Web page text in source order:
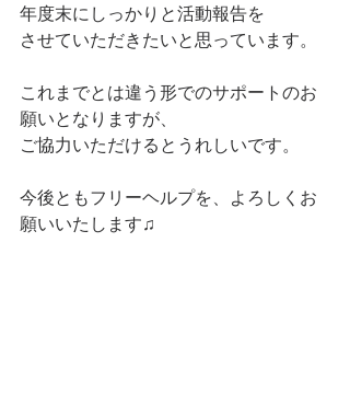
年度末にしっかりと活動報告を
させていただきたいと思っています。
これまでとは違う形でのサポートのお
願いとなりますが、
ご協力いただけるとうれしいです。
今後ともフリーヘルプを、よろしくお
願いいたします♫